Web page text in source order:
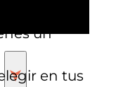
rusa
un
en tus